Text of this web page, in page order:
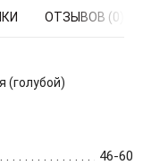
О
ДОСТАВКЕ
ОТЗЫВОВ (0)
46-60